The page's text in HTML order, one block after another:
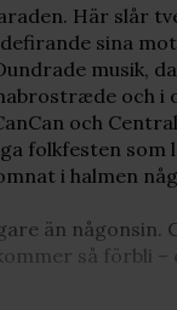
Här slår
sina
musik,
och i
och
folkfesten som
i halmen
än någonsin.
så förbli –